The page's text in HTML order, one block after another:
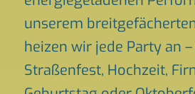
unserem
heizen wir jede Party an
Straßenfest, Hochzeit,